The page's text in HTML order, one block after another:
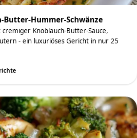
Butter-Hummer-Schwänze
Knoblauch-Butter-Sauce,
- ein luxuriöses Gericht in nur 25